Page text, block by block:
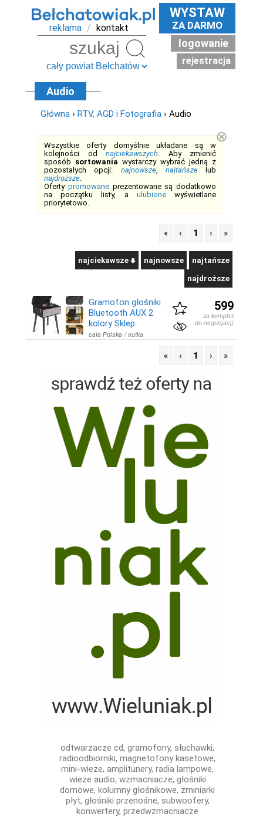
reklama / kontakt
WYSTAW
ZA DARMO
logowanie
rejestracja
Audio
Główna › RTV, AGD i Fotografia › Audio
Wszystkie oferty domyślnie układane są w
kolejności od najciekawszych. Aby zmienić
sposób sortowania wystarczy wybrać jedną z
pozostałych opcji: najnowsze, najtańszelub
najdroższe.
Oferty promowaneprezentowane są dodatkowo
na początku listy, a ulubionewyświetlane
priorytetowo.
⊗
« ‹ 1 › »
najciekawsze najnowsze najtańsze
najdroższe
Gramofon głośniki
Bluetooth AUX 2
kolory Sklep
cała Polska /nutka
599
za komplet
do negocjacji
« ‹ 1 › »
odtwarzacze cd, gramofony, słuchawki,
radioodbiorniki, magnetofony kasetowe,
mini-wieże, amplitunery, radia lampowe,
wieże audio, wzmacniacze, głośniki
domowe, kolumny głośnikowe, zminiarki
płyt, głośniki przenośne, subwoofery,
konwertery, przedwzmacniacze